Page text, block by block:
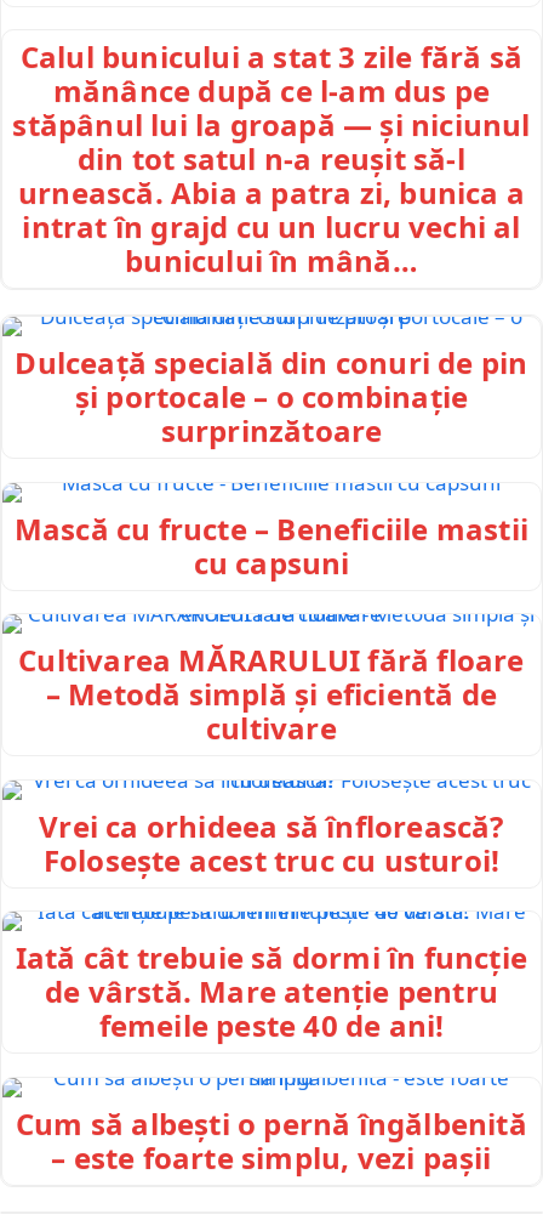
Calul bunicului a stat 3 zile fără să
mănânce după ce l-am dus pe
stăpânul lui la groapă — și niciunul
din tot satul n-a reușit să-l
urnească. Abia a patra zi, bunica a
intrat în grajd cu un lucru vechi al
bunicului în mână…
Dulceață specială din conuri de pin
și portocale – o combinație
surprinzătoare
Mască cu fructe – Beneficiile mastii
cu capsuni
Cultivarea MĂRARULUI fără floare
– Metodă simplă și eficientă de
cultivare
Vrei ca orhideea să înflorească?
Folosește acest truc cu usturoi!
Iată cât trebuie să dormi în funcție
de vârstă. Mare atenție pentru
femeile peste 40 de ani!
Cum să albești o pernă îngălbenită
– este foarte simplu, vezi pașii